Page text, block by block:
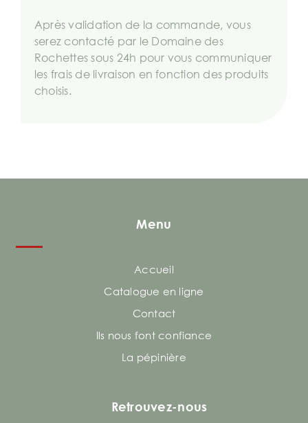
Après validation de la commande, vous
serez contacté par le Domaine des
Rochettes sous 24h pour vous communiquer
les frais de livraison en fonction des produits
choisis.
Menu
Accueil
Catalogue en ligne
Contact
Ils nous font confiance
La pépinière
Retrouvez-nous